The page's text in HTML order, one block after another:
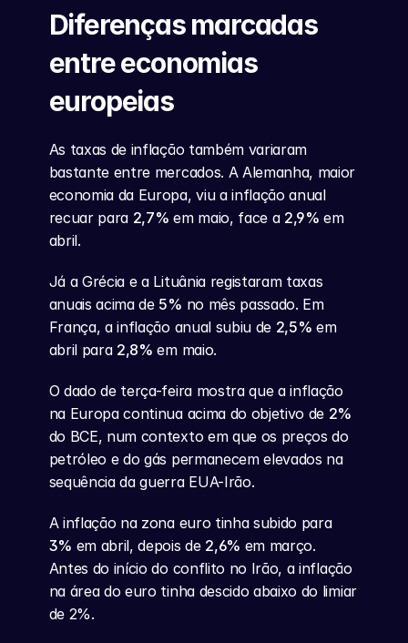
Diferenças marcadas
entre economias
europeias
As taxas de inflação também variaram
bastante entre mercados. A Alemanha, maior
economia da Europa, viu a inflação anual
recuar para 2,7% em maio, face a 2,9% em
abril.
Já a Grécia e a Lituânia registaram taxas
anuais acima de 5% no mês passado. Em
França, a inflação anual subiu de 2,5% em
abril para 2,8% em maio.
O dado de terça-feira mostra que a inflação
na Europa continua acima do objetivo de 2%
do BCE, num contexto em que os preços do
petróleo e do gás permanecem elevados na
sequência da guerra EUA-Irão.
A inflação na zona euro tinha subido para
3% em abril, depois de 2,6% em março.
Antes do início do conflito no Irão, a inflação
na área do euro tinha descido abaixo do limiar
de 2%.